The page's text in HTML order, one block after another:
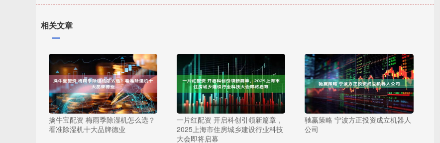
相关文章
擒牛宝配资 梅雨季除湿机怎么选？
看准除湿机十大品牌德业
一片红配资 开启科创引领新篇章，
2025上海市住房城乡建设行业科技
大会即将启幕
驰赢策略 宁波方正投资成立机器人
公司